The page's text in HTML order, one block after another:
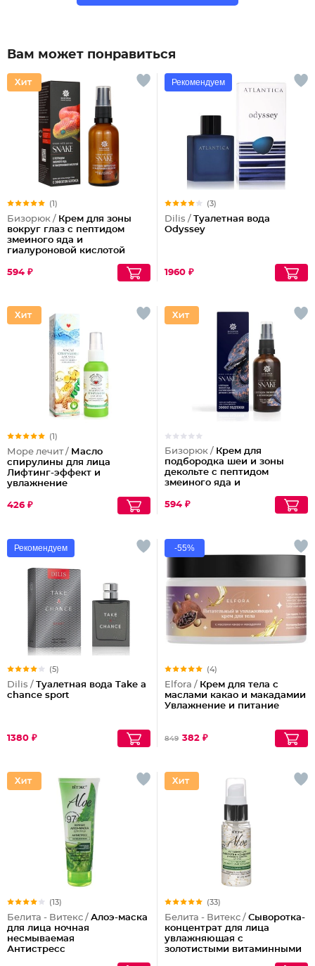
Вам может понравиться
(1)
Бизорюк / Крем для зоны
вокруг глаз с пептидом
змеиного яда и
гиалуроновой кислотой
594 ₽
Рекомендуем
(3)
Dilis / Туалетная вода
Odyssey
1960 ₽
(1)
Море лечит / Масло
спирулины для лица
Лифтинг-эффект и
увлажнение
426 ₽
Бизорюк / Крем для
подбородка шеи и зоны
декольте с пептидом
змеиного яда и
594 ₽
Рекомендуем
(5)
Dilis / Туалетная вода Take a
chance sport
1380 ₽
-55%
(4)
Elfora / Крем для тела с
маслами какао и макадамии
Увлажнение и питание
849 382 ₽
(13)
Белита - Витекс / Алоэ-маска
для лица ночная
несмываемая
Антистресс
(33)
Белита - Витекс / Сыворотка-
концентрат для лица
увлажняющая с
золотистыми витаминными